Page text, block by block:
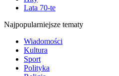
Lata 70-te
Najpopularniejsze tematy
Wiadomości
Kultura
Sport
Polityka